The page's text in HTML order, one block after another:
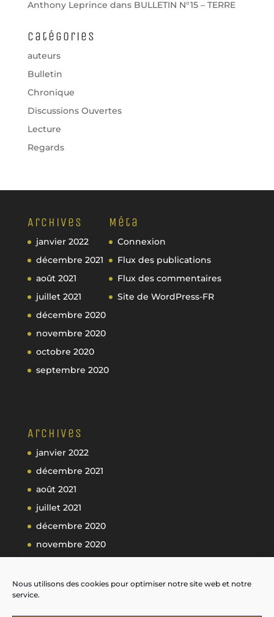
Nous utilisons des cookies pour optimiser notre site web et notre
service.
Anthony Leprince dans BULLETIN N°15 – TERRE
Catégories
auteurs
Bulletin
Chronique
Discussions Ouvertes
Lecture
Regards
Archives
janvier 2022
décembre 2021
août 2021
juillet 2021
décembre 2020
novembre 2020
octobre 2020
septembre 2020
Méta
Connexion
Flux des publications
Flux des commentaires
Site de WordPress-FR
Archives
janvier 2022
décembre 2021
août 2021
juillet 2021
décembre 2020
novembre 2020
septembre 2020